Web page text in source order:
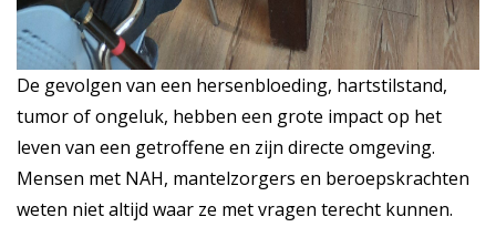
De gevolgen van een hersenbloeding, hartstilstand,
tumor of ongeluk, hebben een grote impact op het
leven van een getroffene en zijn directe omgeving.
Mensen met NAH, mantelzorgers en beroepskrachten
weten niet altijd waar ze met vragen terecht kunnen.